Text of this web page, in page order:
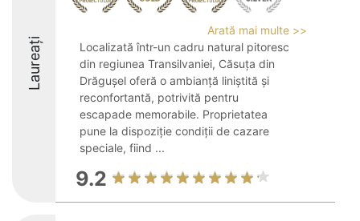
Laureați
Arată mai multe >>
Localizată într-un cadru natural pitoresc
din regiunea Transilvaniei, Căsuța din
Drăgușel oferă o ambianță liniștită și
reconfortantă, potrivită pentru
escapade memorabile. Proprietatea
pune la dispoziție condiții de cazare
speciale, fiind ...
9.2